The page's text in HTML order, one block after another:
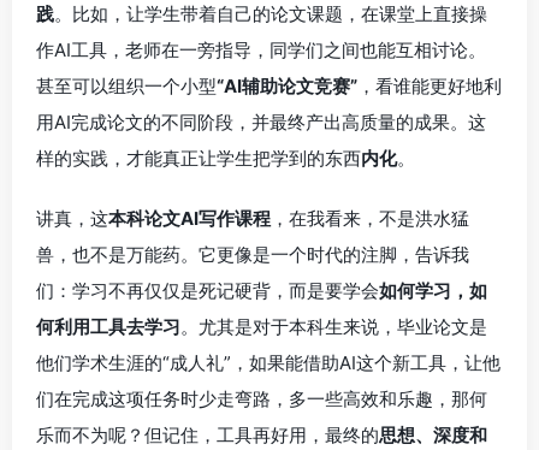
践。比如，让学生带着自己的论文课题，在课堂上直接操
作AI工具，老师在一旁指导，同学们之间也能互相讨论。
甚至可以组织一个小型“AI辅助论文竞赛” ，看谁能更好地利
用AI完成论文的不同阶段，并最终产出高质量的成果。这
样的实践，才能真正让学生把学到的东西内化。
讲真，这本科论文AI写作课程 ，在我看来，不是洪水猛
兽，也不是万能药。它更像是一个时代的注脚，告诉我
们：学习不再仅仅是死记硬背，而是要学会如何学习，如
何利用工具去学习。尤其是对于本科生来说，毕业论文是
他们学术生涯的“成人礼”，如果能借助AI这个新工具，让他
们在完成这项任务时少走弯路，多一些高效和乐趣，那何
乐而不为呢？但记住，工具再好用，最终的思想、深度和